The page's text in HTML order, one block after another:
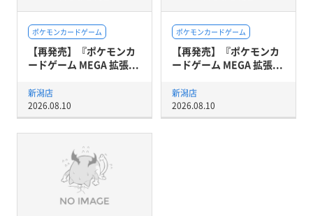
ポケモンカードゲーム
【再発売】『ポケモンカ
ードゲーム MEGA 拡張...
新潟店
2026.08.10
ポケモンカードゲーム
【再発売】『ポケモンカ
ードゲーム MEGA 拡張...
新潟店
2026.08.10